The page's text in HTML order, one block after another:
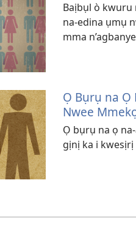
Baịbụl ò kwuru
na-edina ụmụ
mma
Ọ Bụrụ na Ọ
Nwee
Ọ bụrụ na ọ
gịnị ka i kwesịrị